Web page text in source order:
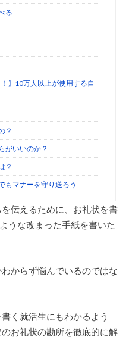
る
】10万人以上が使用する自
？
がいいのか？
？
もマナーを守り送ろう
伝えるために、お礼状を書
うな改まった手紙を書いた
からず悩んでいるのではな
く就活生にもわかるよう
お礼状の勘所を徹底的に解